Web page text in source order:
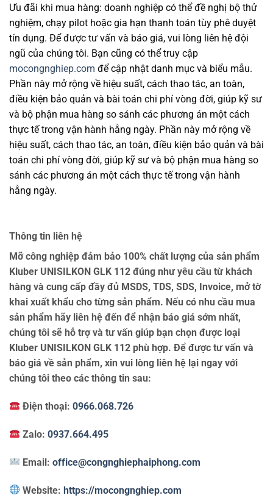
Ưu đãi khi mua hàng: doanh nghiệp có thể đề nghị bộ thử
nghiệm, chạy pilot hoặc gia hạn thanh toán tùy phê duyệt
tín dụng. Để được tư vấn và báo giá, vui lòng liên hệ đội
ngũ của chúng tôi. Bạn cũng có thể truy cập
mocongnghiep.com để cập nhật danh mục và biểu mẫu.
Phần này mở rộng về hiệu suất, cách thao tác, an toàn,
điều kiện bảo quản và bài toán chi phí vòng đời, giúp kỹ sư
và bộ phận mua hàng so sánh các phương án một cách
thực tế trong vận hành hằng ngày. Phần này mở rộng về
hiệu suất, cách thao tác, an toàn, điều kiện bảo quản và bài
toán chi phí vòng đời, giúp kỹ sư và bộ phận mua hàng so
sánh các phương án một cách thực tế trong vận hành
hằng ngày.
Thông tin liên hệ
Mỡ công nghiệp đảm bảo 100% chất lượng của sản phẩm
Kluber UNISILKON GLK 112 đúng như yêu cầu từ khách
hàng và cung cấp đầy đủ MSDS, TDS, SDS, Invoice, mở tờ
khai xuất khẩu cho từng sản phẩm. Nếu có nhu cầu mua
sản phẩm hãy liên hệ đến để nhận báo giá sớm nhất,
chúng tôi sẽ hỗ trợ và tư vấn giúp bạn chọn được loại
Kluber UNISILKON GLK 112 phù hợp. Để được tư vấn và
báo giá về sản phẩm, xin vui lòng liên hệ lại ngay với
chúng tôi theo các thông tin sau:
Điện thoại:0966.068.726
Zalo:0937.664.495
Email:office@congnghiephaiphong.com
Website:https://mocongnghiep.com